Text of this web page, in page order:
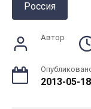
Россия
Автор
2013-05-18